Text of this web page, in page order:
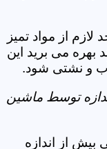
از مواد تمیز
بهره می برید این
و نشتی شود.
توسط ماشین
از اندازه